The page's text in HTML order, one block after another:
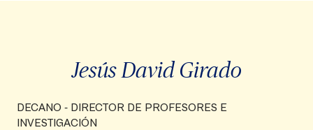
Jesús David Girado
DECANO - DIRECTOR DE PROFESORES E
INVESTIGACIÓN